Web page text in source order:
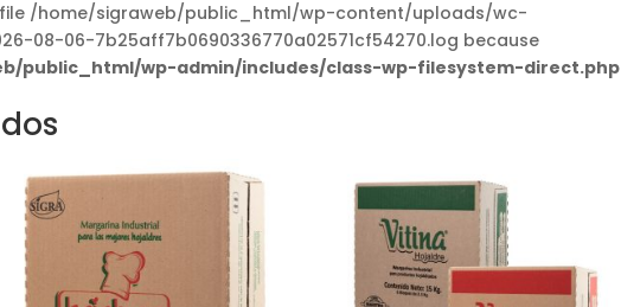
file /home/sigraweb/public_html/wp-content/uploads/wc-
08-06-7b25aff7b0690336770a02571cf54270.log because
public_html/wp-admin/includes/class-wp-filesystem-direct.php